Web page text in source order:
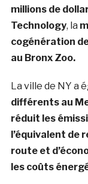
millions de
Technology, la
cogénération
au Bronx Zoo.
La ville de NY a
différents au
réduit les
l’équivalent de
route et
les coûts